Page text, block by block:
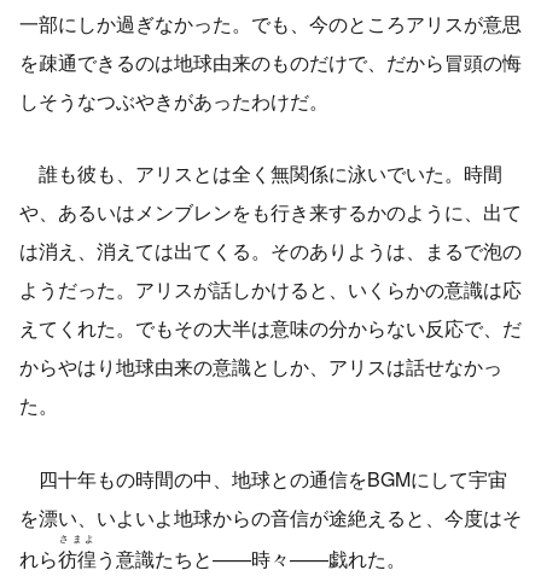
一部にしか過ぎなかった。でも、今のところアリスが意思
を疎通できるのは地球由来のものだけで、だから冒頭の悔
しそうなつぶやきがあったわけだ。
誰も彼も、アリスとは全く無関係に泳いでいた。時間
や、あるいはメンブレンをも行き来するかのように、出て
は消え、消えては出てくる。そのありようは、まるで泡の
ようだった。アリスが話しかけると、いくらかの意識は応
えてくれた。でもその大半は意味の分からない反応で、だ
からやはり地球由来の意識としか、アリスは話せなかっ
た。
四十年もの時間の中、地球との通信をBGMにして宇宙
を漂い、いよいよ地球からの音信が途絶えると、今度はそ
れら彷徨
さまよ
う意識たちと——時々——戯れた。